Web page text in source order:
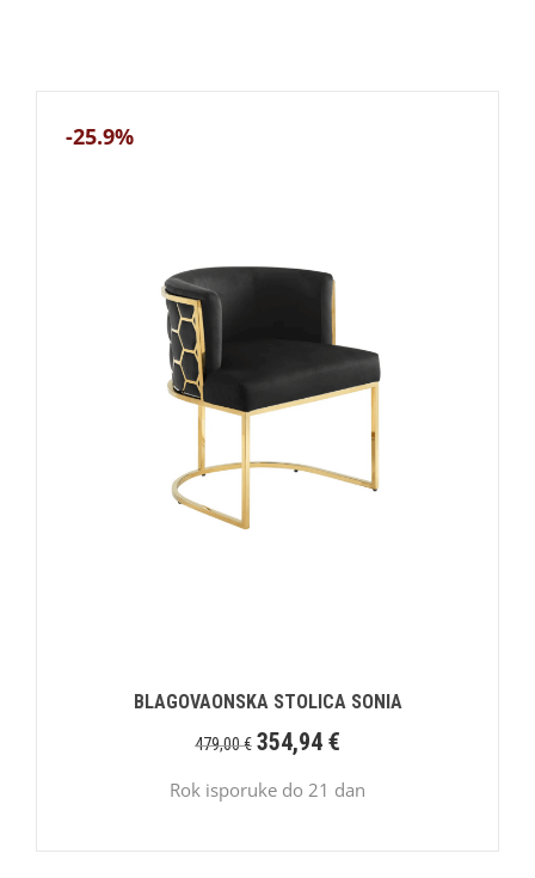
-25.9%
BLAGOVAONSKA STOLICA SONIA
479,00€ 354,94 €
Rok isporuke do 21 dan